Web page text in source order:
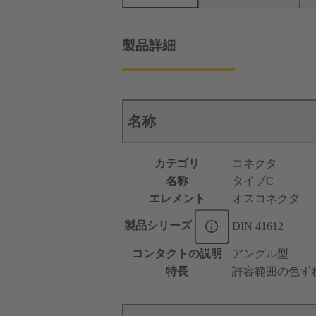
製品詳細
名称
カテゴリ
コネクタ
名称
タイプC
エレメント
オスコネクタ
製品シリーズ DIN 41612
コンタクトの説明
アングル型
特長
許容範囲の色ず